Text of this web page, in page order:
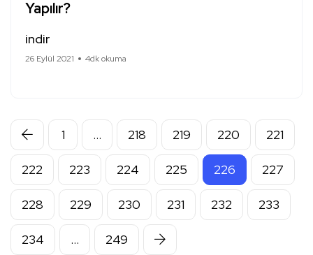
Yapılır?
indir
26 Eylül 2021 4dk okuma
1 … 218 219 220 221
222 223 224 225 226 227
228 229 230 231 232 233
234 … 249